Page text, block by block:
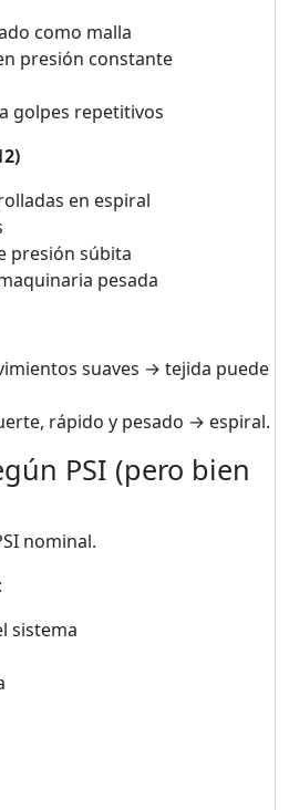
como malla
presión constante
golpes repetitivos
en espiral
presión súbita
pesada
suaves → tejida puede
rápido y pesado → espiral.
PSI (pero bien
nominal.
sistema